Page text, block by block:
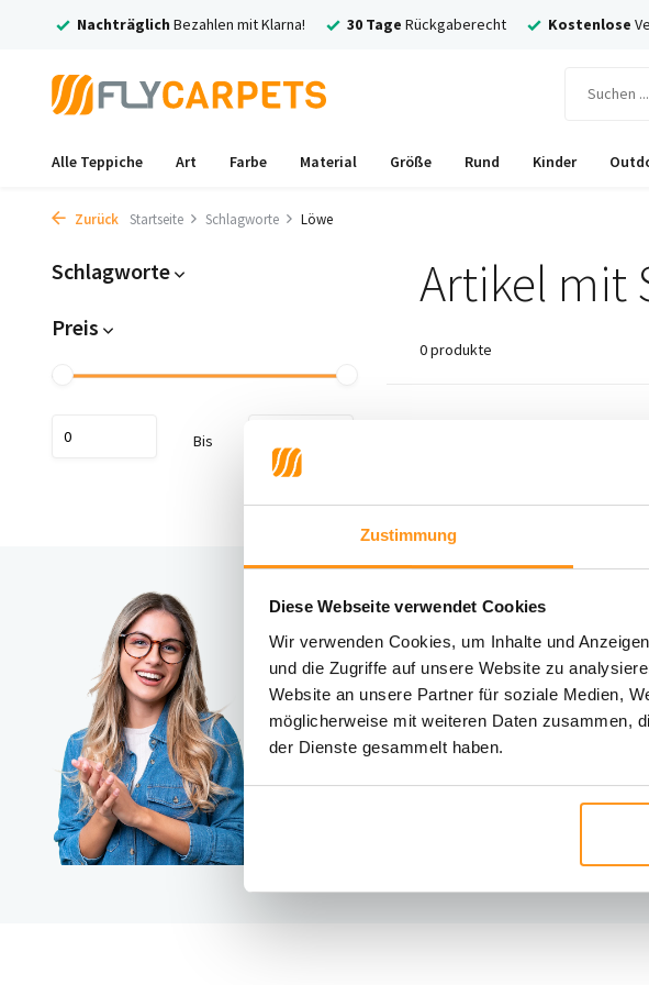
Zustimmung
Diese Webseite verwendet Cookies
Wir verwenden Cookies, um Inhalte und
und die Zugriffe auf unsere Website zu
Website an unsere Partner für soziale Medien,
möglicherweise mit weiteren Daten zusammen,
der Dienste gesammelt haben.
Nachträglich Bezahlen mit Klarna! 30 Tage Rückgaberecht Kostenlose
Alle Teppiche Art Farbe Material Größe Rund Kinder
Zurück Startseite Schlagworte Löwe
Schlagworte
Preis
Bis
Artikel mit
0 produkte
Brauchst du Hilfe?
Kontaktiere unseren
Rücksendung